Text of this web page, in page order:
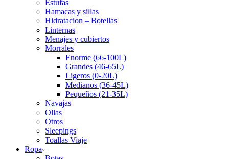
Estufas
Hamacas y sillas
Hidratacion – Botellas
Linternas
Menajes y cubiertos
Morrales
Enorme (66-100L)
Grandes (46-65L)
Ligeros (0-20L)
Medianos (36-45L)
Pequeños (21-35L)
Navajas
Ollas
Otros
Sleepings
Toallas Viaje
Ropa